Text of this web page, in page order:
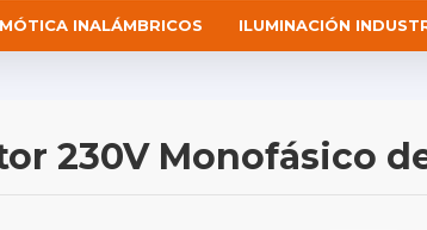
INALÁMBRICOS ILUMINACIÓN
230V Monofásico